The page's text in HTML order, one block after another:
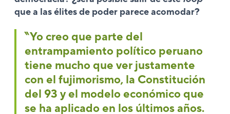
que a las élites de poder parece acomodar?
‶Yo creo que parte del
entrampamiento político peruano
tiene mucho que ver justamente
con el fujimorismo, la Constitución
del 93 y el modelo económico que
se ha aplicado en los últimos años.